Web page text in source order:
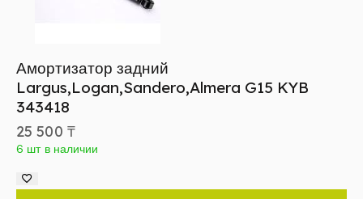
Амортизатор задний
Largus,Logan,Sandero,Almera G15 KYB
343418
25 500 ₸
6 шт в наличии